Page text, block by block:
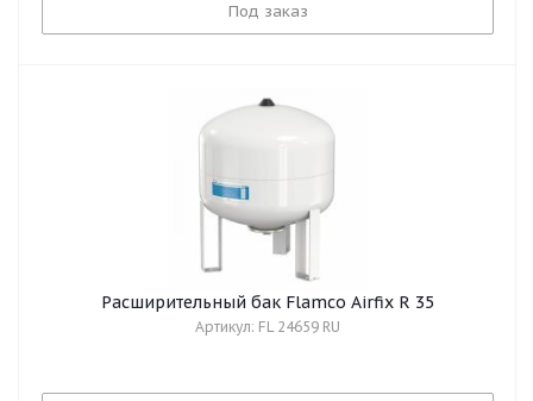
Под заказ
Расширительный бак Flamco Airfix R 35
Артикул: FL 24659 RU